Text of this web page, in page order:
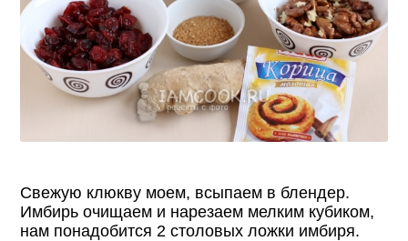
Свежую клюкву моем, всыпаем в блендер.
Имбирь очищаем и нарезаем мелким кубиком,
нам понадобится 2 столовых ложки имбиря.